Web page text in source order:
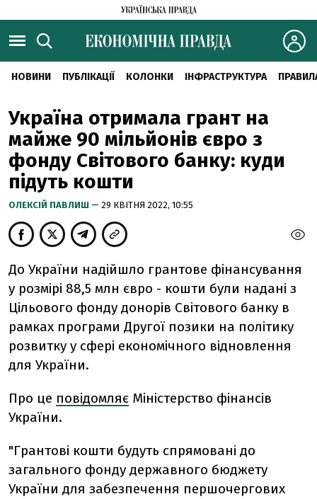
НОВИНИ ПУБЛІКАЦІЇ КОЛОНКИ ІНФРАСТРУКТУРА
Україна отримала грант на
майже 90 мільйонів євро з
фонду Світового банку: куди
підуть кошти
ОЛЕКСІЙ ПАВЛИШ — 29 КВІТНЯ 2022, 10:55
До України надійшло грантове фінансування
у розмірі 88,5 млн євро - кошти були надані з
Цільового фонду донорів Світового банку в
рамках програми Другої позики на політику
розвитку у сфері економічного відновлення
для України.
Про це повідомляє Міністерство фінансів
України.
"Грантові кошти будуть спрямовані до
загального фонду державного бюджету
України для забезпечення першочергових